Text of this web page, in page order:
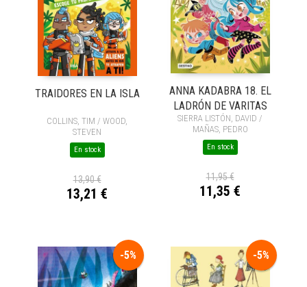
TRAIDORES EN LA ISLA
COLLINS, TIM / WOOD,
STEVEN
En stock
13,90 €
13,21 €
ANNA KADABRA 18. EL
LADRÓN DE VARITAS
SIERRA LISTÓN, DAVID /
MAÑAS, PEDRO
En stock
11,95 €
11,35 €
-5% -5%